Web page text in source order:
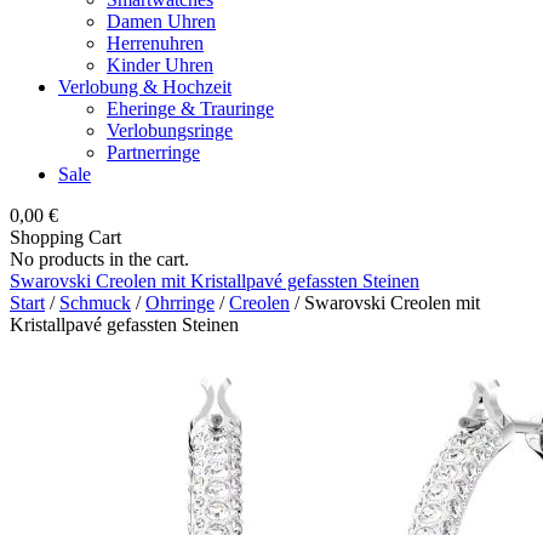
Damen Uhren
Herrenuhren
Kinder Uhren
Verlobung & Hochzeit
Eheringe & Trauringe
Verlobungsringe
Partnerringe
Sale
0,00 €
Shopping Cart
No products in the cart.
Swarovski Creolen mit Kristallpavé gefassten Steinen
Start / Schmuck /Ohrringe /Creolen / Swarovski Creolen mit
Kristallpavé gefassten Steinen